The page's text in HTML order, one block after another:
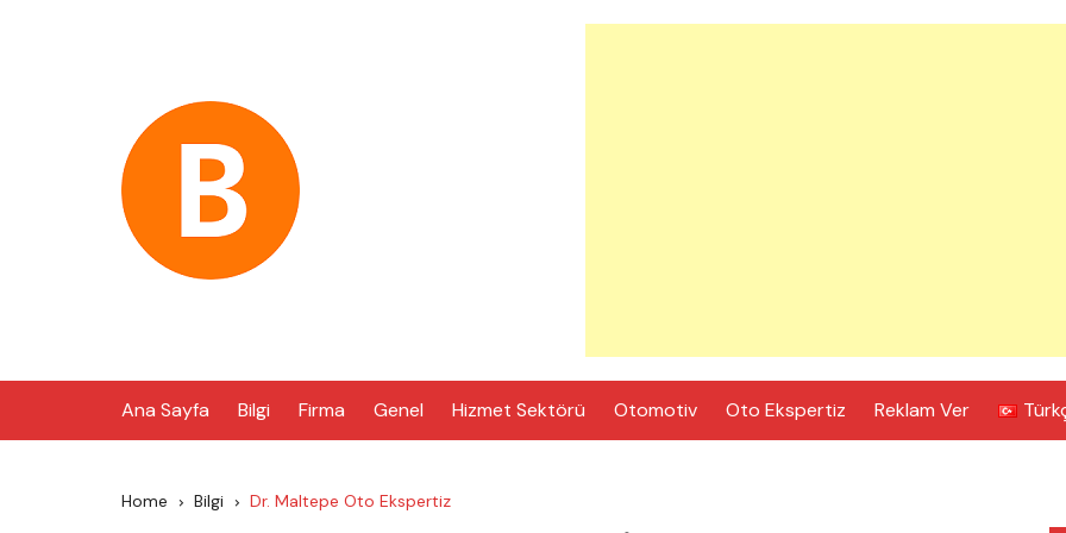
Ana Sayfa Bilgi Firma Genel Hizmet Sektörü Otomotiv Oto Ekspertiz Reklam Ver
Home Bilgi Dr. Maltepe Oto Ekspertiz